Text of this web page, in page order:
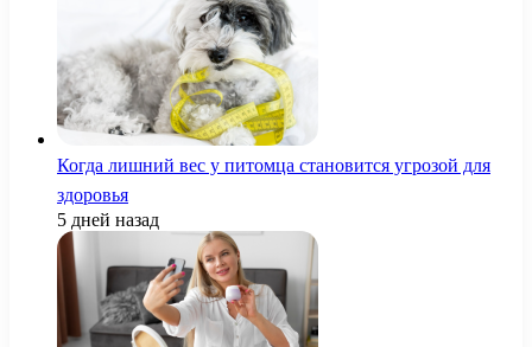
Когда лишний вес у питомца становится угрозой для
здоровья
5 дней назад